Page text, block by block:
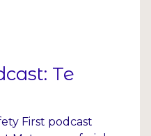
Te
First podcast